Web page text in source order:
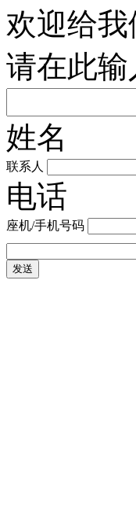
欢迎给
请在此
姓名
联系人
电话
座机/手机号码